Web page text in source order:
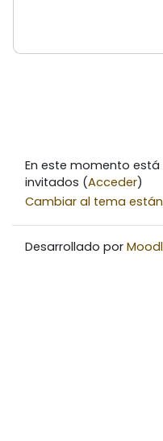
En este momento
invitados (Acceder)
Cambiar al tema
Desarrollado por